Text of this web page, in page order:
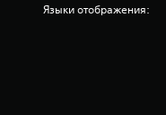
Языки отображения: